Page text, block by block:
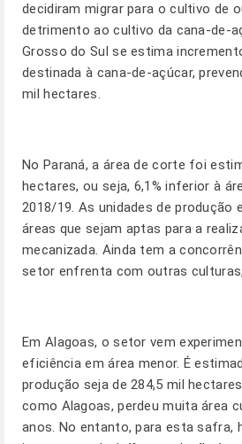
decidiram migrar para o cultivo de
detrimento ao cultivo da cana-de-
Grosso do Sul se estima
destinada à cana-de-açúcar,
mil hectares.
No Paraná, a área de corte foi
hectares, ou seja, 6,1% inferior à
2018/19. As unidades de produção
áreas que sejam aptas para a
mecanizada. Ainda tem a
setor enfrenta com outras
Em Alagoas, o setor vem
eficiência em área menor. É
produção seja de 284,5 mil
como Alagoas, perdeu muita área
anos. No entanto, para esta safra,